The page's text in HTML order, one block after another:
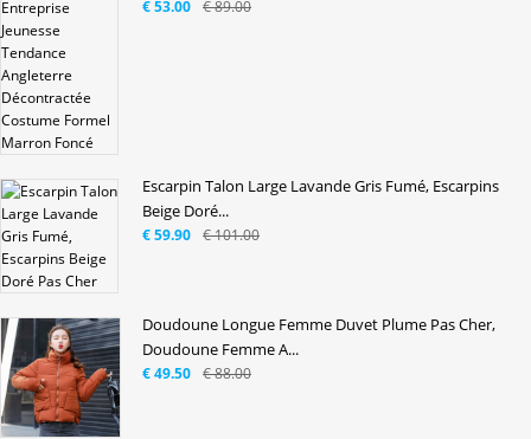
€ 89.00
€ 53.00
Escarpin Talon Large Lavande Gris Fumé, Escarpins
Beige Doré...
€ 101.00
€ 59.90
Doudoune Longue Femme Duvet Plume Pas Cher,
Doudoune Femme A...
€ 88.00
€ 49.50